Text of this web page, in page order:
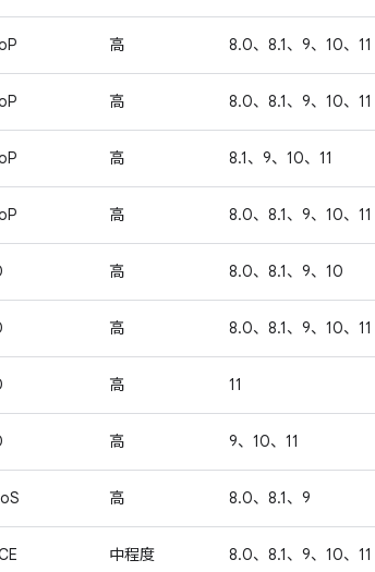
高 8.0、8.1、9、10、11
高 8.0、8.1、9、10、11
高 8.1、9、10、11
高 8.0、8.1、9、10、11
高 8.0、8.1、9、10
高 8.0、8.1、9、10、11
高 11
高 9、10、11
高 8.0、8.1、9
中程度 8.0、8.1、9、10、11